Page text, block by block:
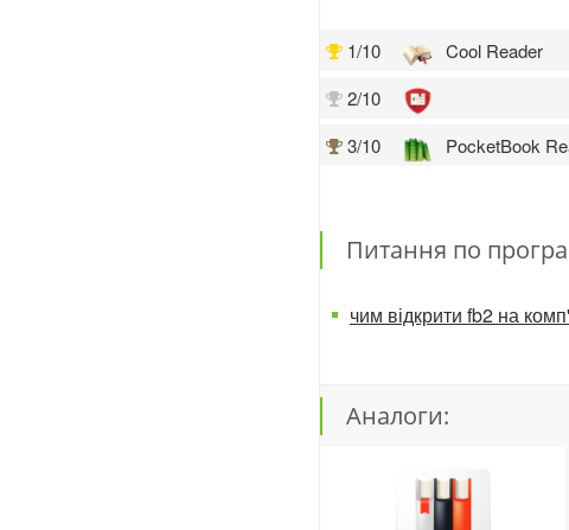
1/10
Cool Reader
2/10
3/10
PocketBook
Питання по
чим відкрити fb2 на
Аналоги: